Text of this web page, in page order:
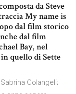
da Steve
My name is
dal film storico
dal film
Bay, nel
quello di Sette
Colangeli;